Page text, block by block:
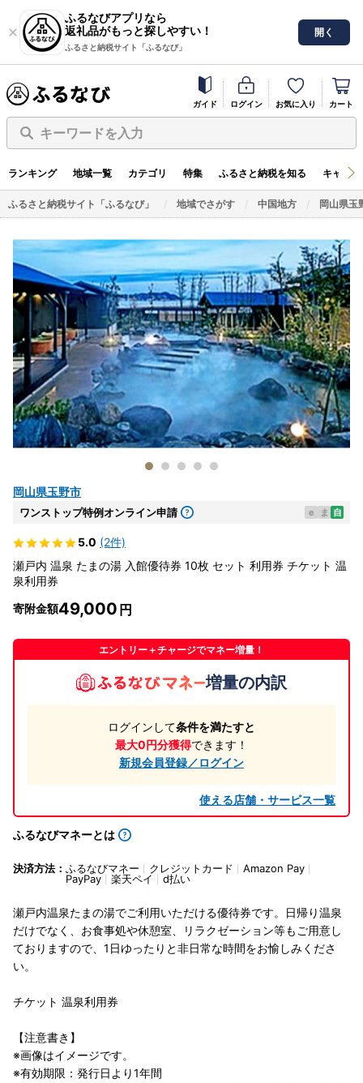
ふるなびアプリなら
返礼品がもっと探しやすい！
ふるさと納税サイト「ふるなび」
開く
ガイド ログイン お気に入り カート
キーワードを入力
ランキング 地域一覧 カテゴリ 特集 ふるさと納税を知る キャン
ふるさと納税サイト「ふるなび」 地域でさがす 中国地方 岡山県玉
岡山県玉野市
ワンストップ特例オンライン申請 e ま 自
5.0 (2件)
瀬戸内 温泉 たまの湯 入館優待券 10枚 セット 利用券 チケット 温
泉利用券
寄附金額49,000
エントリー＋チャージでマネー増量！
増量の内訳
ログインして条件を満たすと
最大0円分獲得できます！
新規会員登録／ログイン
使える店舗・サービス一覧
ふるなびマネーとは
決済方法： ふるなびマネー クレジットカード
Amazon Pay
PayPay
楽天ペイ d払い
瀬戸内温泉たまの湯でご利用いただける優待券です。日帰り温泉
だけでなく、お食事処や休憩室、リラクゼーション等もご用意し
ておりますので、1日ゆったりと非日常な時間をお愉しみくださ
い。
チケット 温泉利用券
【注意書き】
※画像はイメージです。
※有効期限：発行日より1年間